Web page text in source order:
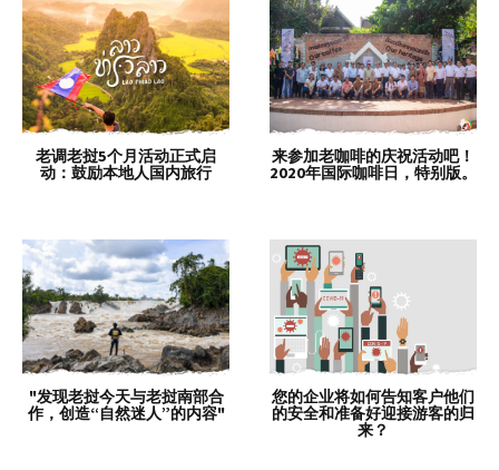
老调老挝5个月活动正式启
动：鼓励本地人国内旅行
来参加老咖啡的庆祝活动吧！
2020年国际咖啡日，特别版。
"发现老挝今天与老挝南部合
作，创造“自然迷人”的内容"
您的企业将如何告知客户他们
的安全和准备好迎接游客的归
来？